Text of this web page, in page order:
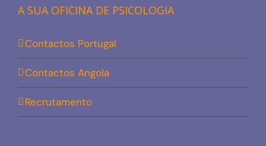
A SUA OFICINA DE PSICOLOGIA
Contactos Portugal
Contactos Angola
Recrutamento